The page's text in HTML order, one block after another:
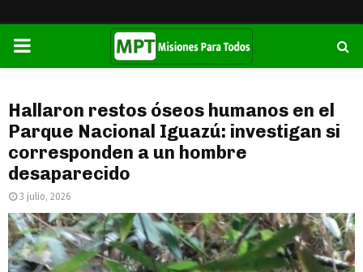
PRIMARY
Hallaron restos óseos humanos en el
Parque Nacional Iguazú: investigan si
corresponden a un hombre
desaparecido
3 julio, 2026